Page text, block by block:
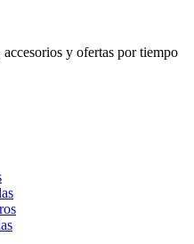
y ofertas por tiempo